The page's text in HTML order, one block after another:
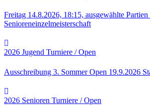
Freitag 14.8.2026, 18:15, ausgewählte Partien
Senioreneinzelmeisterschaft
2026 Jugend Turniere / Open
Ausschreibung 3. Sommer Open 19.9.2026
2026 Senioren Turniere / Open